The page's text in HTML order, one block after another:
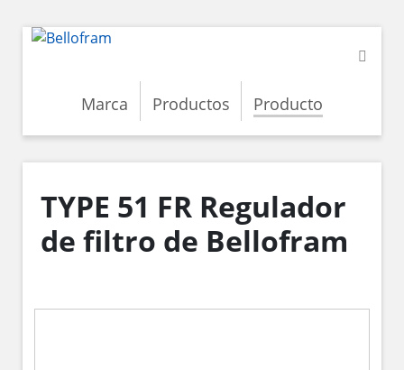
Marca Productos Producto
TYPE 51 FR Regulador
de filtro de Bellofram